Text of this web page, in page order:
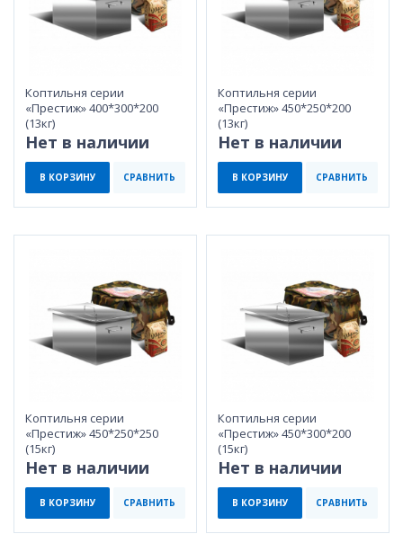
Коптильня серии
«Престиж» 400*300*200
(13кг)
Нет в наличии
В КОРЗИНУ СРАВНИТЬ
Коптильня серии
«Престиж» 450*250*200
(13кг)
Нет в наличии
В КОРЗИНУ СРАВНИТЬ
Коптильня серии
«Престиж» 450*250*250
(15кг)
Нет в наличии
В КОРЗИНУ СРАВНИТЬ
Коптильня серии
«Престиж» 450*300*200
(15кг)
Нет в наличии
В КОРЗИНУ СРАВНИТЬ